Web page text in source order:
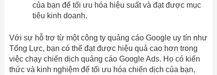
của bạn để tối ưu hóa hiệu suất và đạt được mục
tiêu kinh doanh.
Với sự hỗ trợ từ một công ty quảng cáo Google uy tín như
Tổng Lực, bạn có thể đạt được hiệu quả cao hơn trong
việc chạy chiến dịch quảng cáo Google Ads. Họ có kiến
thức và kinh nghiệm để tối ưu hóa chiến dịch của bạn,